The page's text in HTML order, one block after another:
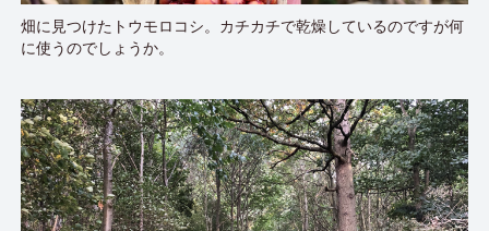
畑に見つけたトウモロコシ。カチカチで乾燥しているのですが何
に使うのでしょうか。